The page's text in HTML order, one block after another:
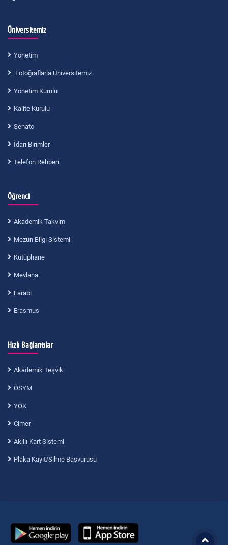
Üniversitemiz
Yönetim
Fotoğraflarla Üniversitemiz
Yönetim Kurulu
Kalite Kurulu
Senato
İdari Birimler
Telefon Rehberi
Öğrenci
Akademik Takvim
Mezun Bilgi Sistemi
Kütüphane
Mevlana
Farabi
Erasmus
Hızlı Bağlantılar
Akademik Teşvik
ÖSYM
YÖK
Cimer
Akıllı Kart Sistemi
Plaka Kayıt/Silme Başvurusu